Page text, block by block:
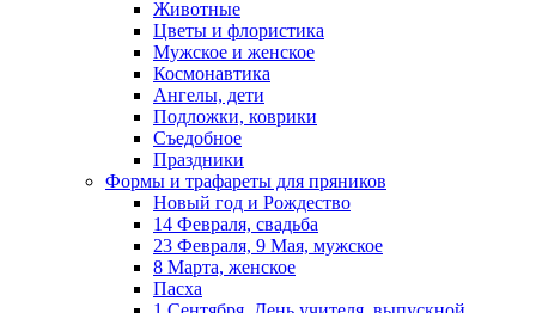
Животные
Цветы и флористика
Мужское и женское
Космонавтика
Ангелы, дети
Подложки, коврики
Съедобное
Праздники
Формы и трафареты для пряников
Новый год и Рождество
14 Февраля, свадьба
23 Февраля, 9 Мая, мужское
8 Марта, женское
Пасха